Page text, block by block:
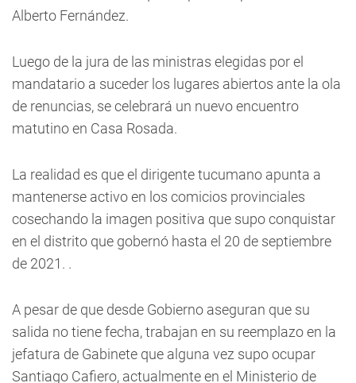
Alberto Fernández.
Luego de la jura de las ministras elegidas por el
mandatario a suceder los lugares abiertos ante la ola
de renuncias, se celebrará un nuevo encuentro
matutino en Casa Rosada.
La realidad es que el dirigente tucumano apunta a
mantenerse activo en los comicios provinciales
cosechando la imagen positiva que supo conquistar
en el distrito que gobernó hasta el 20 de septiembre
de 2021. .
A pesar de que desde Gobierno aseguran que su
salida no tiene fecha, trabajan en su reemplazo en la
jefatura de Gabinete que alguna vez supo ocupar
Santiago Cafiero, actualmente en el Ministerio de